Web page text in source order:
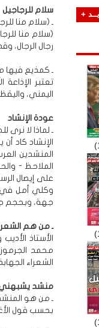
سلام للرجاجيل
ـ (سلام منا
(سلام منا
رجال الرجال،
ـ كمذيع فيها
تعتبر
اليمني،
عودة الإنشاد
ـ لماذا لا نرى
الإنشاد كاد
المنشدين
الملاحظ -
على إيصال
وكلي أمل في
جهة، وبحجم
ـ من هم
الأستاذ
محمد
الشعراء
منشد
ـ من هو
بحسب قول
+